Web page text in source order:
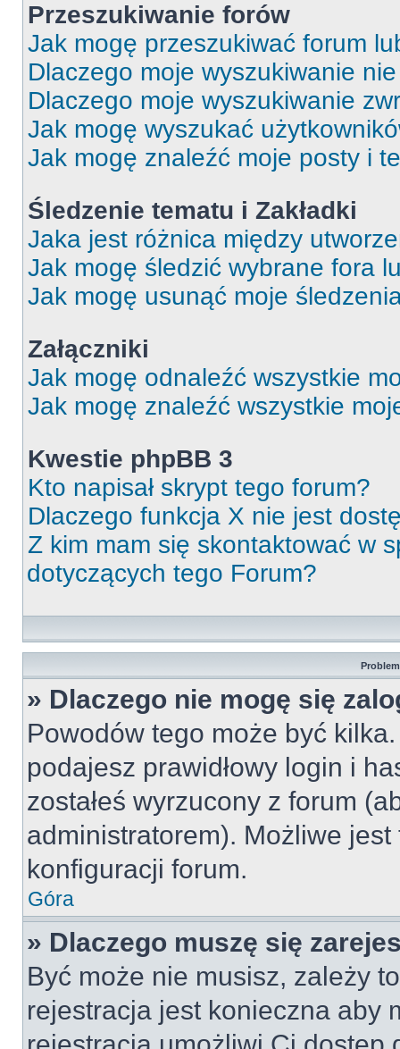
Przeszukiwanie forów
Jak mogę przeszukiwać forum
Dlaczego moje wyszukiwanie
Dlaczego moje wyszukiwanie
Jak mogę wyszukać
Jak mogę znaleźć moje posty i
Śledzenie tematu i Zakładki
Jaka jest różnica między
Jak mogę śledzić wybrane fora
Jak mogę usunąć moje
Załączniki
Jak mogę odnaleźć wszystkie
Jak mogę znaleźć wszystkie
Kwestie phpBB 3
Kto napisał skrypt tego forum?
Dlaczego funkcja X nie jest
Z kim mam się skontaktować w
dotyczących tego Forum?
» Dlaczego nie mogę się
Powodów tego może być
podajesz prawidłowy login i
zostałeś wyrzucony z forum
administratorem). Możliwe
konfiguracji forum.
Góra
» Dlaczego muszę się
Być może nie musisz, zależy
rejestracja jest konieczna aby